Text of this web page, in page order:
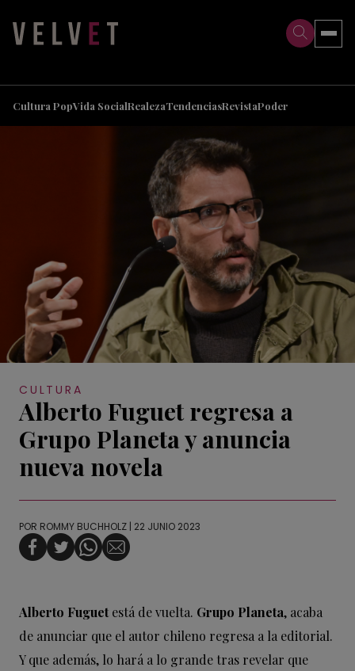
Cultura PopVida SocialRealezaTendenciasRevistaPoder
CULTURA
Alberto Fuguet regresa a
Grupo Planeta y anuncia
nueva novela
POR ROMMY BUCHHOLZ | 22 JUNIO 2023
Alberto Fuguetestá de vuelta. Grupo Planeta, acaba
de anunciar que el autor chileno regresa a la editorial.
Y que además, lo hará a lo grande tras revelar que